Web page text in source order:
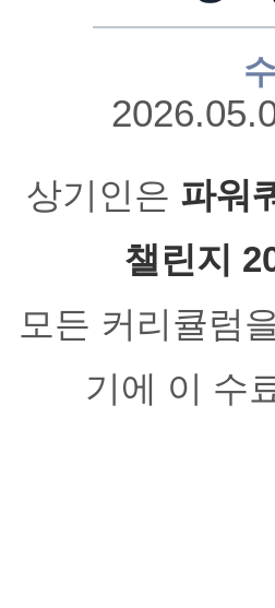
상기인은 파워
챌린지
모든 커리큘럼
기에 이 수